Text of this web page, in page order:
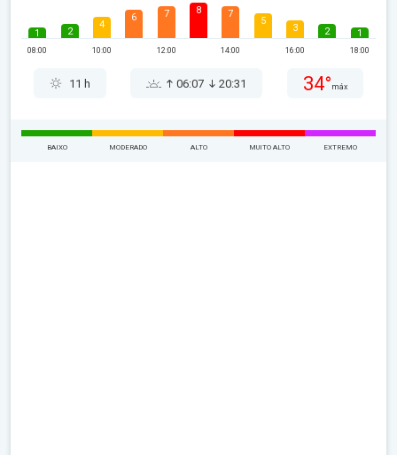
1
08:00
2
4
10:00
6 7
12:00
8 7
14:00
5
3
16:00
2 1
18:00
11 h 06:07 20:31 34° máx
BAIXO MODERADO ALTO MUITO ALTO EXTREMO